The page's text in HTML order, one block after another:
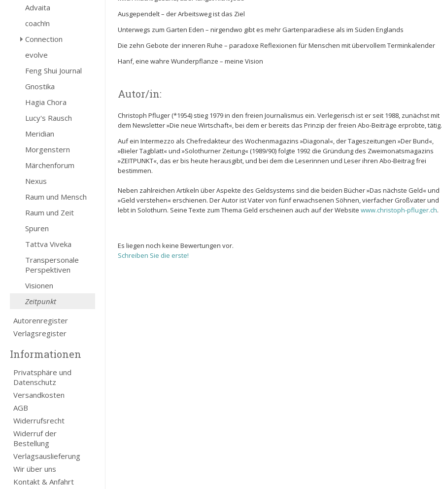
Advaita
coach!n
Connection
evolve
Feng Shui Journal
Gnostika
Hagia Chora
Lucy's Rausch
Meridian
Morgenstern
Märchenforum
Nexus
Raum und Mensch
Raum und Zeit
Spuren
Tattva Viveka
Transpersonale
Perspektiven
Visionen
Zeitpunkt
Autorenregister
Verlagsregister
Informationen
Privatsphäre und
Datenschutz
Versandkosten
AGB
Widerrufsrecht
Widerruf der
Bestellung
Verlagsauslieferung
Wir über uns
Kontakt & Anfahrt
Ausgependelt – der Arbeitsweg ist das Ziel
Unterwegs zum Garten Eden – nirgendwo gibt es mehr Gartenparadiese als im Süden Englands
Die zehn Gebote der inneren Ruhe – paradoxe Reflexionen für Menschen mit übervollem Terminkalender
Hanf, eine wahre Wunderpflanze – meine Vision
Autor/in:
Christoph Pfluger (*1954) stieg 1979 in den freien Journalismus ein. Verlegerisch ist er seit 1988, zunächst mit
dem Newsletter »Die neue Wirtschaft«, bei dem er bereits das Prinzip der freien Abo-Beiträge erprobte, tätig.
Auf ein Intermezzo als Chefredakteur des Wochenmagazins »Diagonal«, der Tageszeitungen »Der Bund«,
»Bieler Tagblatt« und »Solothurner Zeitung« (1989/90) folgte 1992 die Gründung des Zweimonatsmagazins
»ZEITPUNKT«, das er bis heute herausgibt, und bei dem die Leserinnen und Leser ihren Abo-Beitrag frei
bestimmen.
Neben zahlreichen Artikeln über Aspekte des Geldsystems sind die beiden Bücher »Das nächste Geld« und
»Geld verstehen« erschienen. Der Autor ist Vater von fünf erwachsenen Söhnen, vierfacher Großvater und
lebt in Solothurn. Seine Texte zum Thema Geld erscheinen auch auf der Website www.christoph-pfluger.ch.
Es liegen noch keine Bewertungen vor.
Schreiben Sie die erste!